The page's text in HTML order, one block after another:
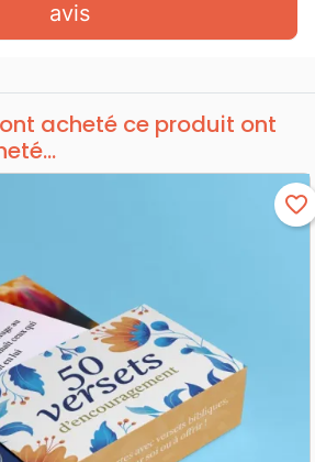
avis
acheté ce produit ont
favorite_border